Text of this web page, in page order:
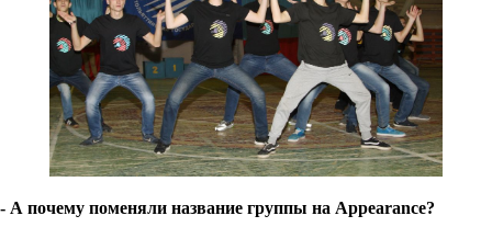
- А почему поменяли название группы на Appearance?